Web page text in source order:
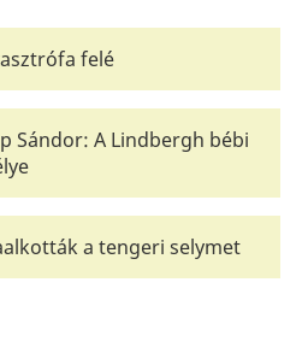
felé
Sándor: A Lindbergh bébi
a tengeri selymet